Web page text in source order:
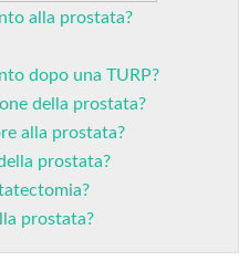
alla prostata?
dopo una TURP?
della prostata?
alla prostata?
prostata?
prostata?